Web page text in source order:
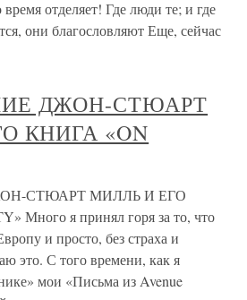
отделяет! Где люди те; и где
они благословляют Еще, сейчас
ДЖОН-СТЮАРТ
КНИГА «ON
СТЮАРТ МИЛЛЬ И ЕГО
Много я принял горя за то, что
и просто, без страха и
это. С того времени, как я
мои «Письма из Avenue